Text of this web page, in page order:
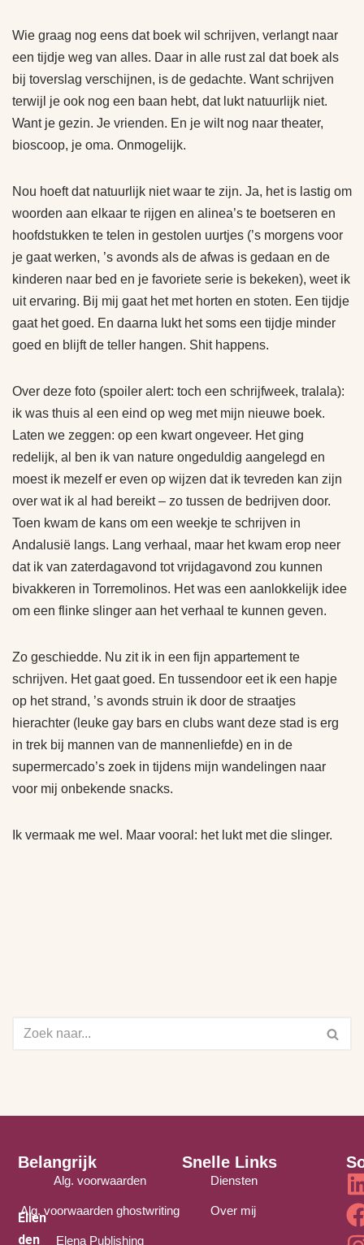
Wie graag nog eens dat boek wil schrijven, verlangt naar
een tijdje weg van alles. Daar in alle rust zal dat boek als
bij toverslag verschijnen, is de gedachte. Want schrijven
terwijl je ook nog een baan hebt, dat lukt natuurlijk niet.
Want je gezin. Je vrienden. En je wilt nog naar theater,
bioscoop, je oma. Onmogelijk.
Nou hoeft dat natuurlijk niet waar te zijn. Ja, het is lastig om
woorden aan elkaar te rijgen en alinea’s te boetseren en
hoofdstukken te telen in gestolen uurtjes (’s morgens voor
je gaat werken, ’s avonds als de afwas is gedaan en de
kinderen naar bed en je favoriete serie is bekeken), weet ik
uit ervaring. Bij mij gaat het met horten en stoten. Een tijdje
gaat het goed. En daarna lukt het soms een tijdje minder
goed en blijft de teller hangen. Shit happens.
Over deze foto (spoiler alert: toch een schrijfweek, tralala):
ik was thuis al een eind op weg met mijn nieuwe boek.
Laten we zeggen: op een kwart ongeveer. Het ging
redelijk, al ben ik van nature ongeduldig aangelegd en
moest ik mezelf er even op wijzen dat ik tevreden kan zijn
over wat ik al had bereikt – zo tussen de bedrijven door.
Toen kwam de kans om een weekje te schrijven in
Andalusië langs. Lang verhaal, maar het kwam erop neer
dat ik van zaterdagavond tot vrijdagavond zou kunnen
bivakkeren in Torremolinos. Het was een aanlokkelijk idee
om een flinke slinger aan het verhaal te kunnen geven.
Zo geschiedde. Nu zit ik in een fijn appartement te
schrijven. Het gaat goed. En tussendoor eet ik een hapje
op het strand, ’s avonds struin ik door de straatjes
hierachter (leuke gay bars en clubs want deze stad is erg
in trek bij mannen van de mannenliefde) en in de
supermercado’s zoek in tijdens mijn wandelingen naar
voor mij onbekende snacks.
Ik vermaak me wel. Maar vooral: het lukt met die slinger.
Ellen
den
Snelle Links
Diensten
Over mij
Belangrijk
Alg. voorwaarden
Alg. voorwaarden ghostwriting
Elena Publishing